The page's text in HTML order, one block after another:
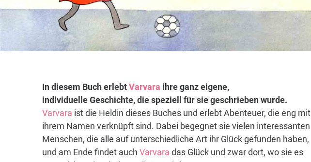
In diesem Buch erlebtVarvara ihre ganz eigene,
individuelle Geschichte, die speziell für sie geschrieben wurde.
Varvara ist die Heldin dieses Buches und erlebt Abenteuer, die eng mit
ihrem Namen verknüpft sind. Dabei begegnet sie vielen interessanten
Menschen, die alle auf unterschiedliche Art ihr Glück gefunden haben,
und am Ende findet auch Varvara das Glück und zwar dort, wo sie es